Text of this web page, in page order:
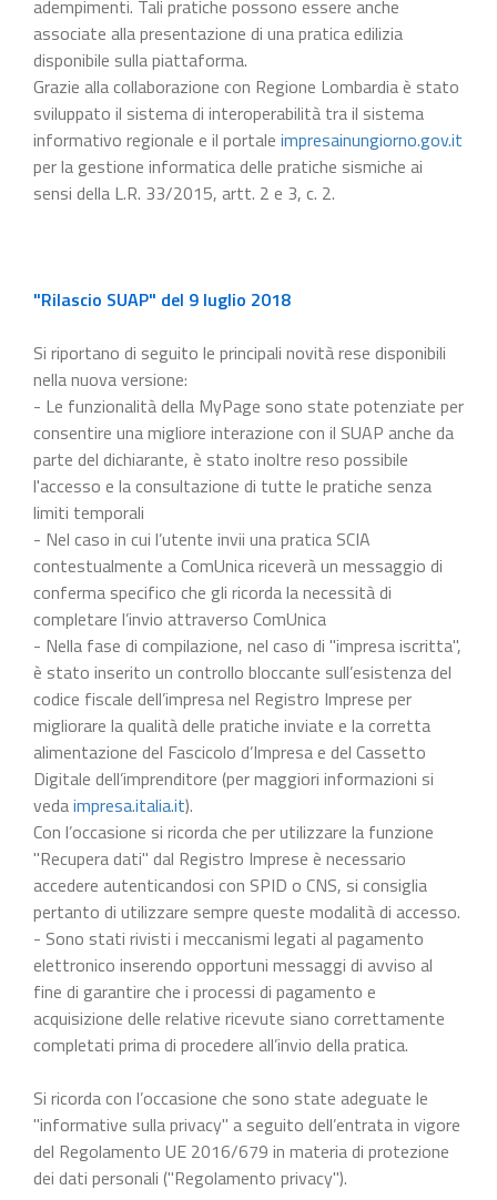
adempimenti. Tali pratiche possono essere anche
associate alla presentazione di una pratica edilizia
disponibile sulla piattaforma.
Grazie alla collaborazione con Regione Lombardia è stato
sviluppato il sistema di interoperabilità tra il sistema
informativo regionale e il portale impresainungiorno.gov.it
per la gestione informatica delle pratiche sismiche ai
sensi della L.R. 33/2015, artt. 2 e 3, c. 2.
"Rilascio SUAP" del 9 luglio 2018
Si riportano di seguito le principali novità rese disponibili
nella nuova versione:
- Le funzionalità della MyPage sono state potenziate per
consentire una migliore interazione con il SUAP anche da
parte del dichiarante, è stato inoltre reso possibile
l'accesso e la consultazione di tutte le pratiche senza
limiti temporali
- Nel caso in cui l’utente invii una pratica SCIA
contestualmente a ComUnica riceverà un messaggio di
conferma specifico che gli ricorda la necessità di
completare l’invio attraverso ComUnica
- Nella fase di compilazione, nel caso di "impresa iscritta",
è stato inserito un controllo bloccante sull’esistenza del
codice fiscale dell’impresa nel Registro Imprese per
migliorare la qualità delle pratiche inviate e la corretta
alimentazione del Fascicolo d’Impresa e del Cassetto
Digitale dell’imprenditore (per maggiori informazioni si
vedaimpresa.italia.it).
Con l’occasione si ricorda che per utilizzare la funzione
"Recupera dati" dal Registro Imprese è necessario
accedere autenticandosi con SPID o CNS, si consiglia
pertanto di utilizzare sempre queste modalità di accesso.
- Sono stati rivisti i meccanismi legati al pagamento
elettronico inserendo opportuni messaggi di avviso al
fine di garantire che i processi di pagamento e
acquisizione delle relative ricevute siano correttamente
completati prima di procedere all’invio della pratica.
Si ricorda con l’occasione che sono state adeguate le
"informative sulla privacy" a seguito dell’entrata in vigore
del Regolamento UE 2016/679 in materia di protezione
dei dati personali ("Regolamento privacy").